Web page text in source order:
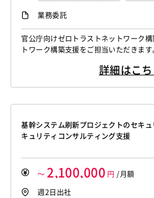
業務系エンジニア
業務委託
官公庁向けゼロトラストネットワーク
トワーク構築支援をご担当いただきま
ストネットワーク導入支援 * 関係者と
詳細はこ
基幹システム刷新プロジェクトのセキ
キュリティコンサルティング支援
～ 2,100,000 円 /月額
週2日出社